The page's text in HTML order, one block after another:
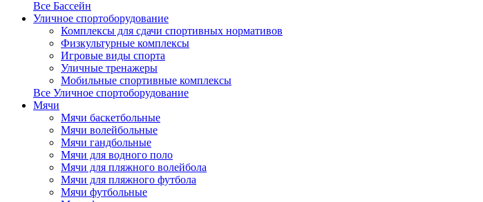
Все Бассейн
Уличное спортоборудование
Комплексы для сдачи спортивных нормативов
Физкультурные комплексы
Игровые виды спорта
Уличные тренажеры
Мобильные спортивные комплексы
Все Уличное спортоборудование
Мячи
Мячи баскетбольные
Мячи волейбольные
Мячи гандбольные
Мячи для водного поло
Мячи для пляжного волейбола
Мячи для пляжного футбола
Мячи футбольные